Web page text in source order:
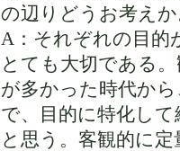
の辺りどうお考え
A：それぞれの目的
とても大切である
が多かった時代か
で、目的に特化し
と思う。客観的に